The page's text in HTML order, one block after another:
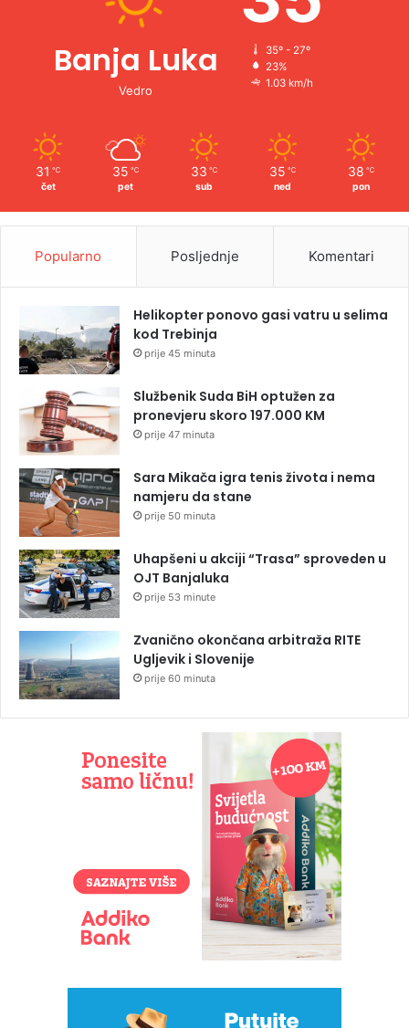
Banja Luka
Vedro
35º - 27º
23%
1.03 km/h
31 ℃
čet
35 ℃
pet
33 ℃
sub
35 ℃
ned
38 ℃
pon
Popularno Posljednje Komentari
Helikopter ponovo gasi vatru u selima
kod Trebinja
prije 45 minuta
Službenik Suda BiH optužen za
pronevjeru skoro 197.000 KM
prije 47 minuta
Sara Mikača igra tenis života i nema
namjeru da stane
prije 50 minuta
Uhapšeni u akciji “Trasa” sproveden u
OJT Banjaluka
prije 53 minute
Zvanično okončana arbitraža RITE
Ugljevik i Slovenije
prije 60 minuta